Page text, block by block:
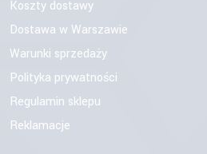
Koszty dostawy
Dostawa w Warszawie
Warunki sprzedaży
Polityka prywatności
Regulamin sklepu
Reklamacje